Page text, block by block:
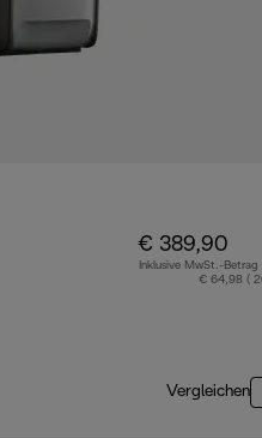
€ 389,90
Inklusive MwSt.-Betrag
€ 64,98 (
Vergleichen